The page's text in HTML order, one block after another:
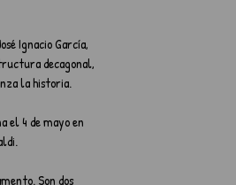
Ignacio García,
decagonal,
la historia.
el 4 de mayo en
Son dos